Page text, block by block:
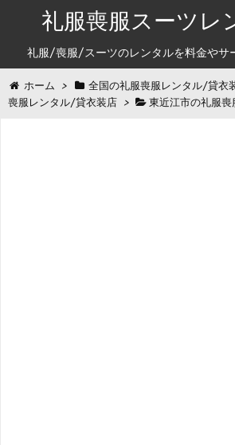
礼服喪服スーツレ
礼服/喪服/スーツのレンタルを料金やサ
ホーム > 全国の礼服喪服レンタル/貸衣
喪服レンタル/貸衣装店 > 東近江市の礼服